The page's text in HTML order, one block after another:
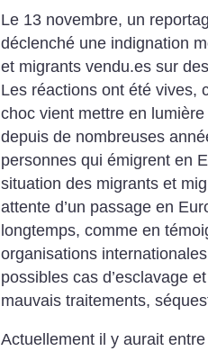
Le 13 novembre, un
déclenché une indignation
et migrants vendu.es sur
Les réactions ont été vives,
choc vient mettre en
depuis de nombreuses
personnes qui émigrent en
situation des migrants et
attente d’un passage en
longtemps, comme en
organisations internationales
possibles cas d’esclavage
mauvais traitements,
Actuellement il y aurait